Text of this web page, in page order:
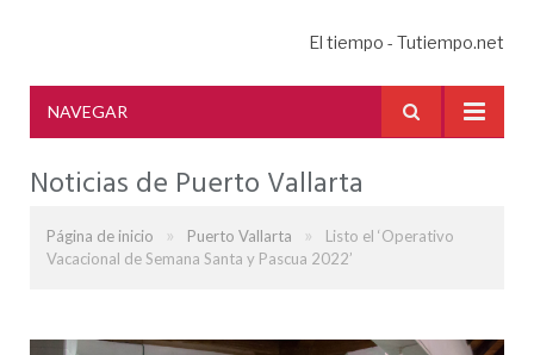
El tiempo - Tutiempo.net
NAVEGAR
Noticias de Puerto Vallarta
Página de inicio » Puerto Vallarta »
Listo el ‘Operativo
Vacacional de Semana Santa y Pascua 2022’